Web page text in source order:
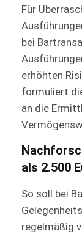
Für
bei
erhöhten
formuliert
an die
als 2.500
So soll bei
regelmäßig